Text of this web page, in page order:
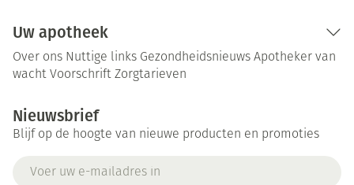
Uw apotheek
Over ons Nuttige links Gezondheidsnieuws Apotheker van
wacht Voorschrift Zorgtarieven
Nieuwsbrief
Blijf op de hoogte van nieuwe producten en promoties